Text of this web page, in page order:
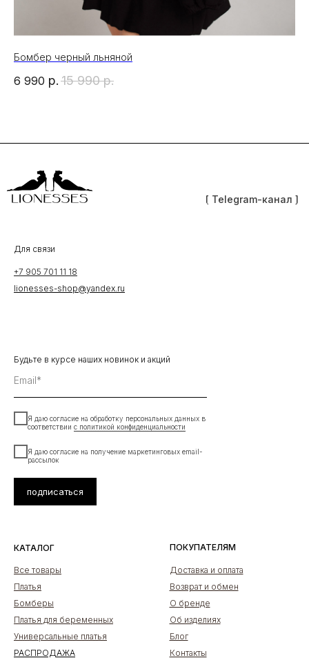
Бомбер черный льняной
6 990 р. 15 990 р.
КАТАЛОГ
Все товары
Платья
Бомберы
Платья для беременных
Универсальные платья
РАСПРОДАЖА
Для связи
Будьте в курсе наших новинок и акций
lionesses-shop@yandex.ru
+7 905 701 11 18
ПОКУПАТЕЛЯМ
Доставка и оплата
Возврат и обмен
О бренде
Об изделиях
Блог
Контакты
[ Telegram-канал ]
Email*
Я даю согласие на обработку персональных данных в
соответствии с политикой конфиденциальности
Я даю согласие на получение маркетинговых email-
рассылок
подписаться